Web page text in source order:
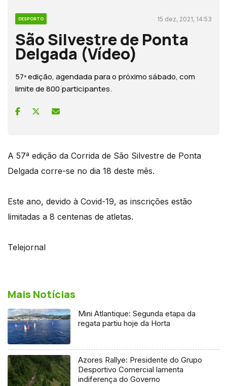
DESPORTO 15 dez, 2021, 14:53
São Silvestre de Ponta
Delgada (Vídeo)
57ª edição, agendada para o próximo sábado, com
limite de 800 participantes.
A 57ª edição da Corrida de São Silvestre de Ponta
Delgada corre-se no dia 18 deste mês.
Este ano, devido à Covid-19, as inscrições estão
limitadas a 8 centenas de atletas.
Telejornal
Mais Notícias
Mini Atlantique: Segunda etapa da
regata partiu hoje da Horta
Azores Rallye: Presidente do Grupo
Desportivo Comercial lamenta
indiferença do Governo